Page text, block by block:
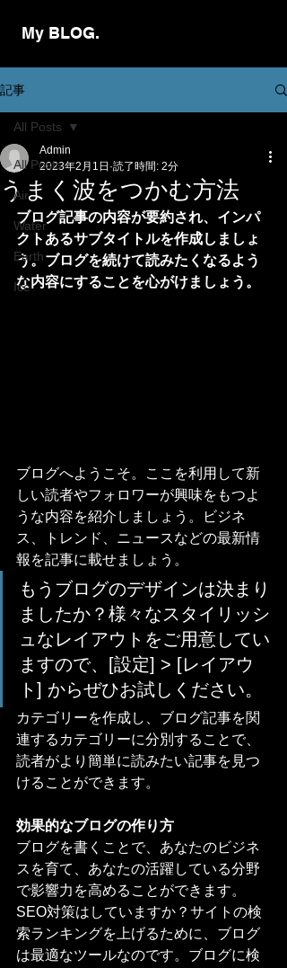
My BLOG.
記事
All Posts
Air
Water
Earth
Ice
All Posts
うまく波をつかむ方法
Admin
2023年2月1日 読了時間: 2分
ブログ記事の内容が要約され、インパ
クトあるサブタイトルを作成しましょ
う。ブログを続けて読みたくなるよう
な内容にすることを心がけましょう。
ブログへようこそ。ここを利用して新
しい読者やフォロワーが興味をもつよ
うな内容を紹介しましょう。ビジネ
ス、トレンド、ニュースなどの最新情
報を記事に載せましょう。
もうブログのデザインは決まり
ましたか？様々なスタイリッシ
ュなレイアウトをご用意してい
ますので、[設定] > [レイアウ
ト] からぜひお試しください。
カテゴリーを作成し、ブログ記事を関
連するカテゴリーに分別することで、
読者がより簡単に読みたい記事を見つ
けることができます。
効果的なブログの作り方
ブログを書くことで、あなたのビジネ
スを育て、あなたの活躍している分野
で影響力を高めることができます。
SEO対策はしていますか？サイトの検
索ランキングを上げるために、ブログ
は最適なツールなのです。ブログに検